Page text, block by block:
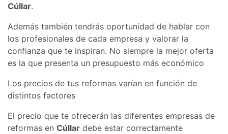
Cúllar.
Además también tendrás oportunidad de hablar con
los profesionales de cada empresa y valorar la
confianza que te inspiran. No siempre la mejor oferta
es la que presenta un presupuesto más económico
Los precios de tus reformas varían en función de
distintos factores
El precio que te ofrecerán las diferentes empresas de
reformas en Cúllar debe estar correctamente